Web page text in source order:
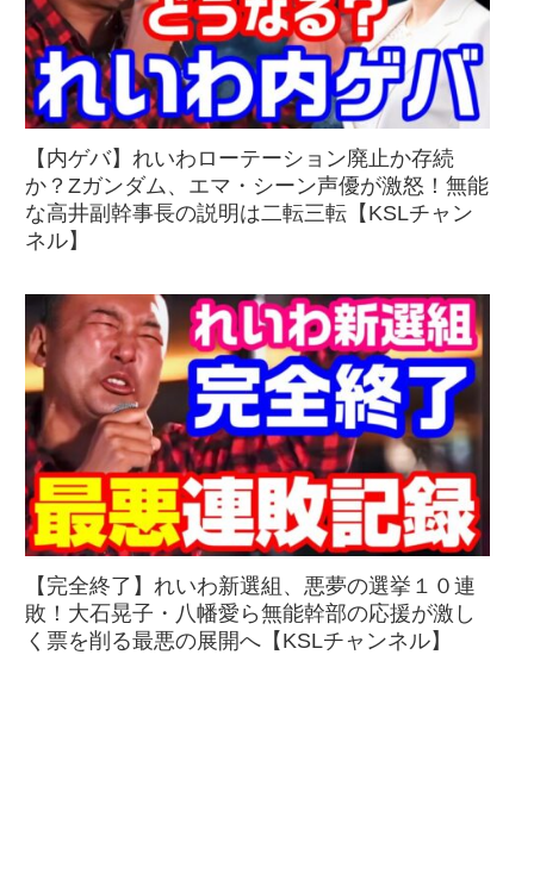
【内ゲバ】れいわローテーション廃止か存続
か？Zガンダム、エマ・シーン声優が激怒！無能
な高井副幹事長の説明は二転三転【KSLチャン
ネル】
【完全終了】れいわ新選組、悪夢の選挙１０連
敗！大石晃子・八幡愛ら無能幹部の応援が激し
く票を削る最悪の展開へ【KSLチャンネル】